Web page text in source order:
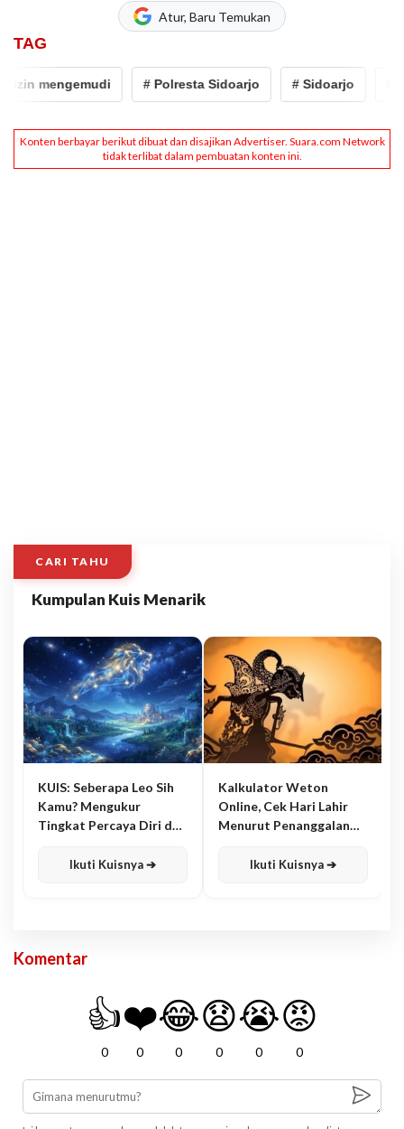
Atur, Baru Temukan
TAG
mengemudi # Polresta Sidoarjo # Sidoarjo
CARI TAHU
Kumpulan Kuis Menarik
KUIS: Seberapa Leo Sih
Kamu? Mengukur
Tingkat Percaya Diri dan
Ikuti Kuisnya ➔
Kalkulator Weton
Online, Cek Hari Lahir
Menurut Penanggalan
Ikuti Kuisnya ➔
Komentar
👍
0
❤️
0
😂
0
😧
0
😭
0
😡
0